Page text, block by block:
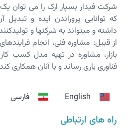
شرکت فیدار بسپار ارک را می توان
که توانایی پروراندن ایده و
داشته و می­تواند به شرکت­ها و
از قبیل: مشاوره فنی، انجام
بازار، مشاوره در تهیه مدل کسب
فناوری یاری رساند و با آنان همکاری
English فارسی
راه های ارتباطی